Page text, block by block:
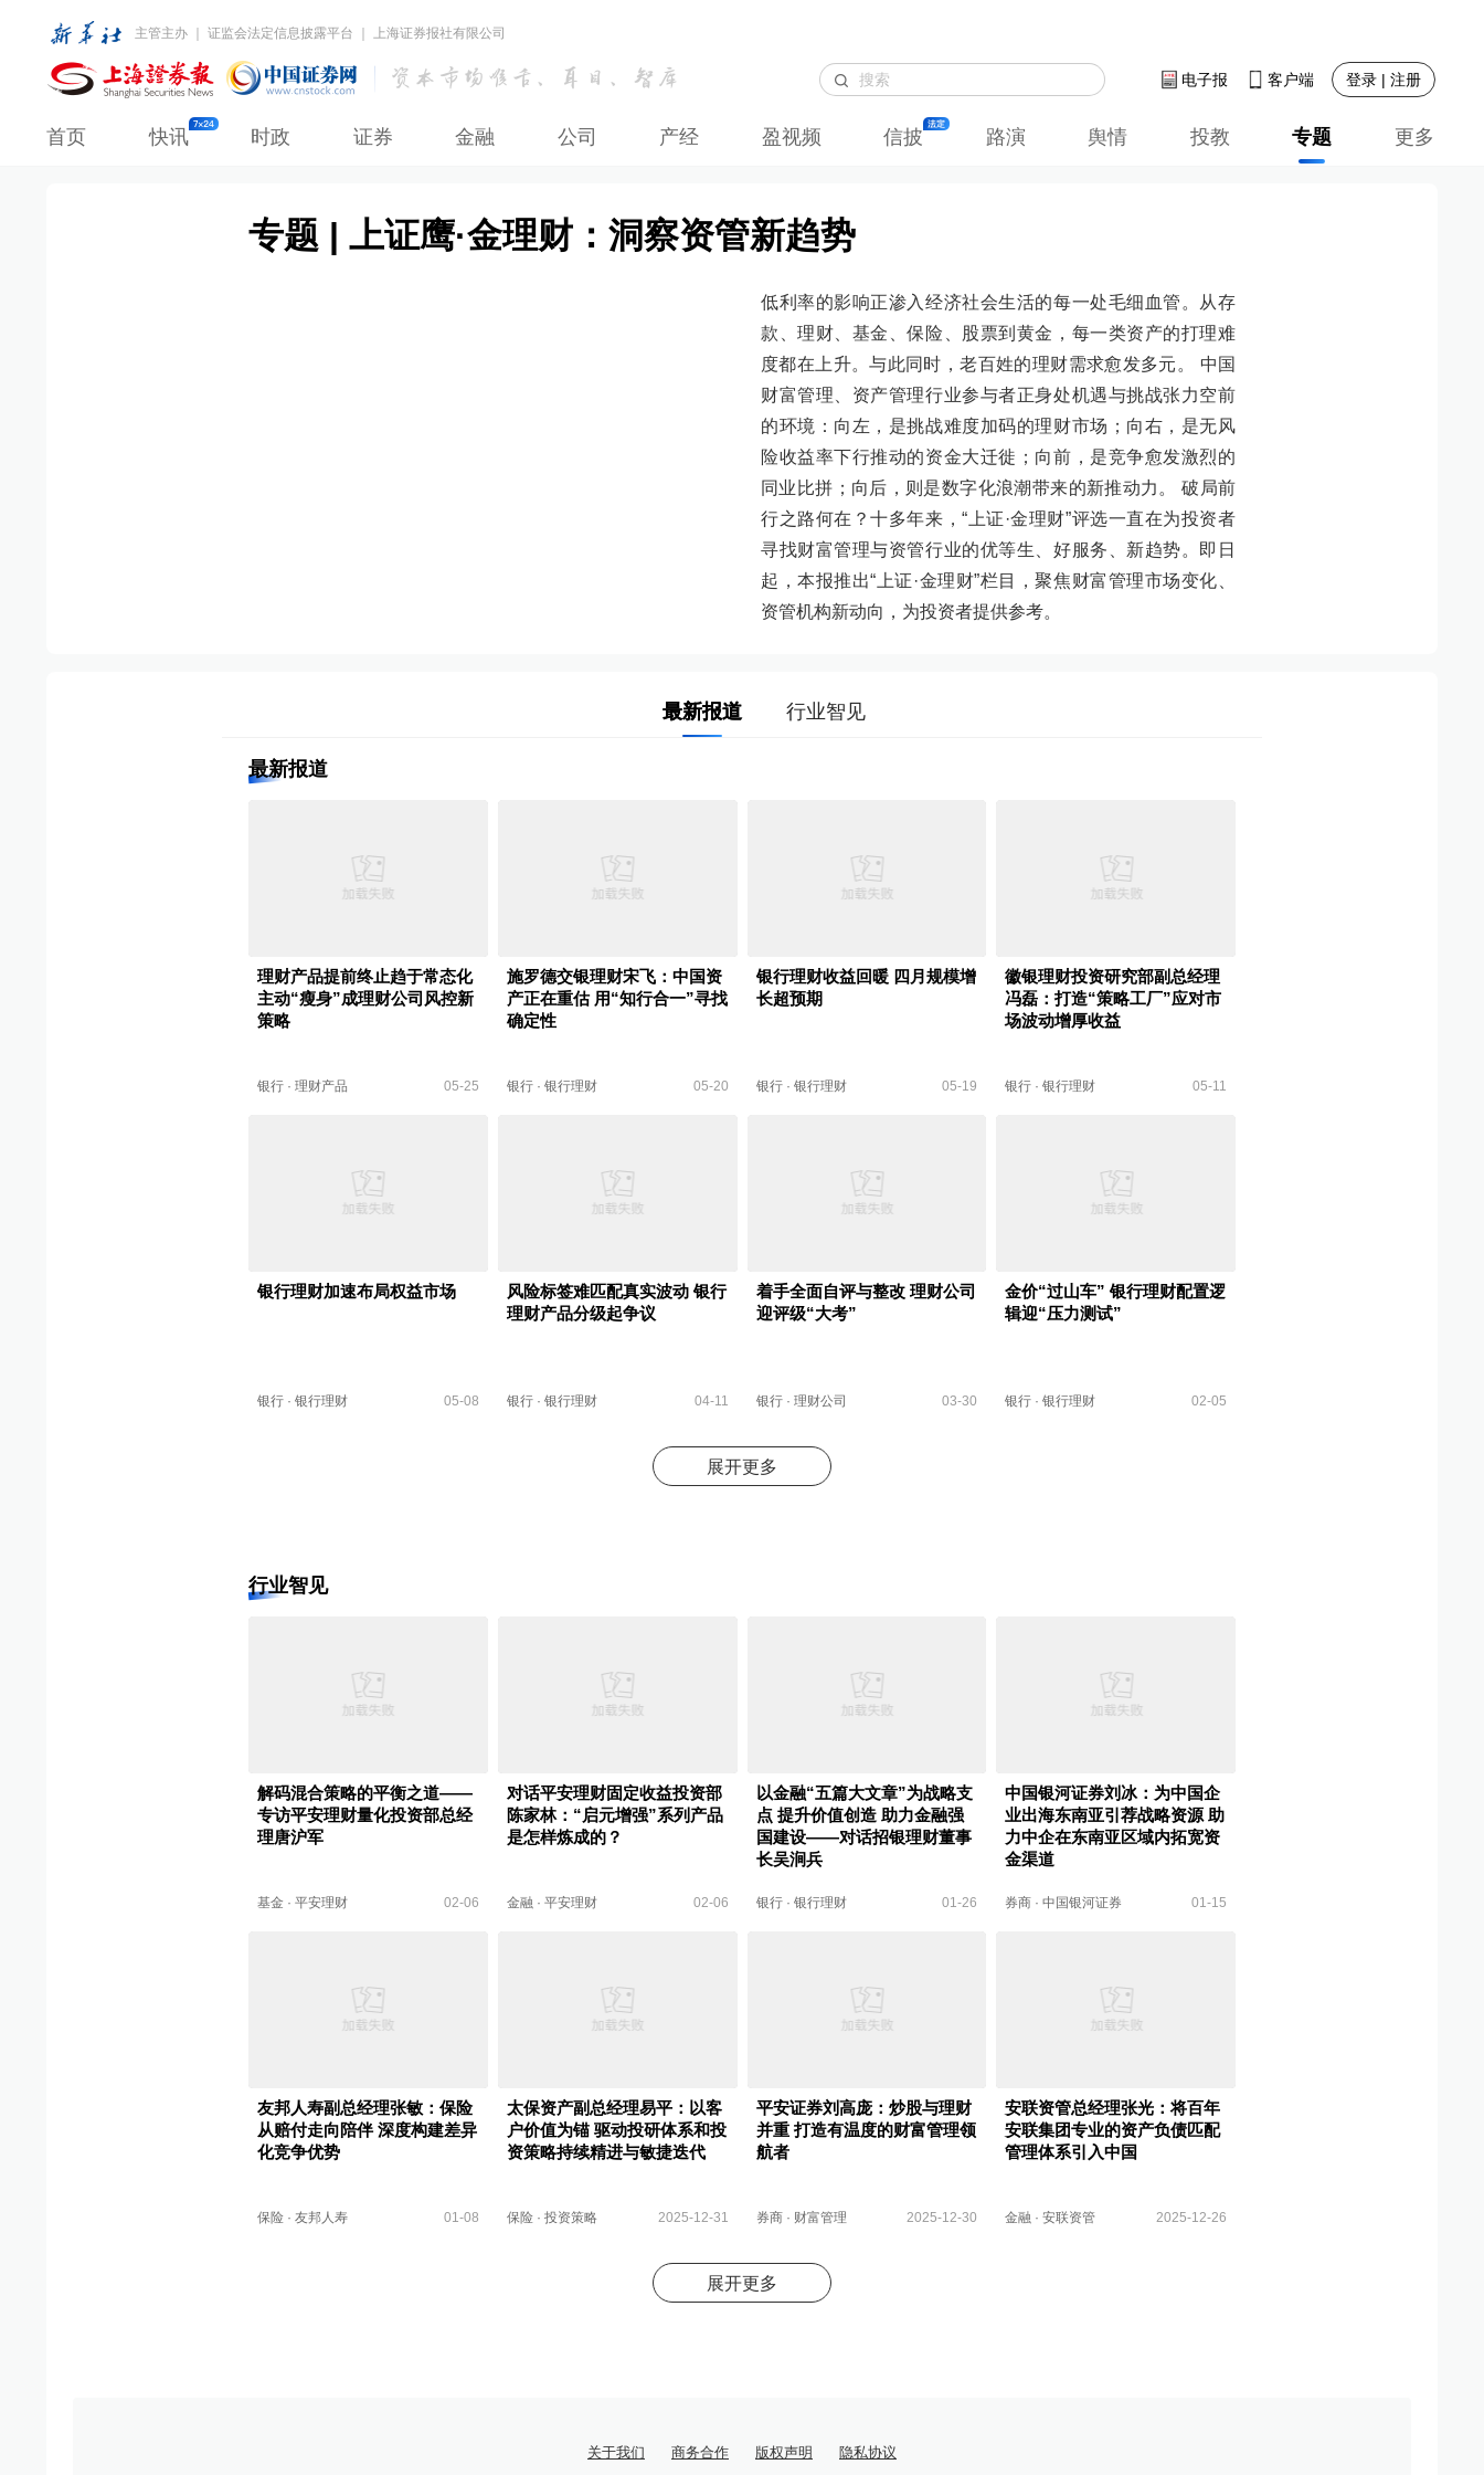
主管主办 ｜ 证监会法定信息披露平台 ｜ 上海证券报社有限公司
电子报 客户端 登录 | 注册
首页 快讯 时政 证券 金融 公司 产经 盈视频 信披 路演 舆情 投教 专题 更多
专题 | 上证鹰·金理财：洞察资管新趋势
低利率的影响正渗入经济社会生活的每一处毛细血管。从存
款、理财、基金、保险、股票到黄金，每一类资产的打理难
度都在上升。与此同时，老百姓的理财需求愈发多元。 中国
财富管理、资产管理行业参与者正身处机遇与挑战张力空前
的环境：向左，是挑战难度加码的理财市场；向右，是无风
险收益率下行推动的资金大迁徙；向前，是竞争愈发激烈的
同业比拼；向后，则是数字化浪潮带来的新推动力。 破局前
行之路何在？十多年来，“上证·金理财”评选一直在为投资者
寻找财富管理与资管行业的优等生、好服务、新趋势。即日
起，本报推出“上证·金理财”栏目，聚焦财富管理市场变化、
资管机构新动向，为投资者提供参考。
最新报道 行业智见
最新报道
理财产品提前终止趋于常态化
主动“瘦身”成理财公司风控新
策略
银行 · 理财产品 05-25
施罗德交银理财宋飞：中国资
产正在重估 用“知行合一”寻找
确定性
银行· 银行理财 05-20
银行理财收益回暖 四月规模增
长超预期
银行· 银行理财 05-19
徽银理财投资研究部副总经理
冯磊：打造“策略工厂”应对市
场波动增厚收益
银行 ·银行理财 05-11
银行理财加速布局权益市场
银行 · 银行理财 05-08
风险标签难匹配真实波动 银行
理财产品分级起争议
银行· 银行理财 04-11
着手全面自评与整改 理财公司
迎评级“大考”
银行· 理财公司 03-30
金价“过山车” 银行理财配置逻
辑迎“压力测试”
银行 ·银行理财 02-05
展开更多
行业智见
解码混合策略的平衡之道——
专访平安理财量化投资部总经
理唐沪军
基金 · 平安理财 02-06
对话平安理财固定收益投资部
陈家林：“启元增强”系列产品
是怎样炼成的？
金融· 平安理财 02-06
以金融“五篇大文章”为战略支
点 提升价值创造 助力金融强
国建设——对话招银理财董事
长吴涧兵
银行· 银行理财 01-26
中国银河证券刘冰：为中国企
业出海东南亚引荐战略资源 助
力中企在东南亚区域内拓宽资
金渠道
券商 ·中国银河证券 01-15
友邦人寿副总经理张敏：保险
从赔付走向陪伴 深度构建差异
化竞争优势
保险 · 友邦人寿 01-08
太保资产副总经理易平：以客
户价值为锚 驱动投研体系和投
资策略持续精进与敏捷迭代
保险· 投资策略 2025-12-31
平安证券刘高庞：炒股与理财
并重 打造有温度的财富管理领
航者
券商· 财富管理 2025-12-30
安联资管总经理张光：将百年
安联集团专业的资产负债匹配
管理体系引入中国
金融 ·安联资管 2025-12-26
展开更多
关于我们 商务合作 版权声明 隐私协议